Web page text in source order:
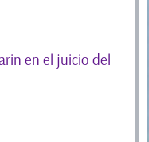
en el juicio del